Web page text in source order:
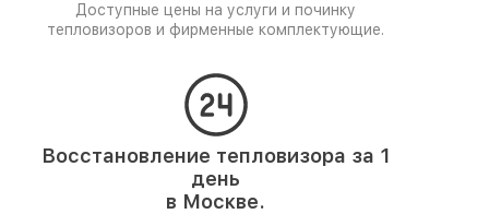
Доступные цены на услуги и починку
тепловизоров и фирменные комплектующие.
Восстановление тепловизора за 1
день
в Москве.